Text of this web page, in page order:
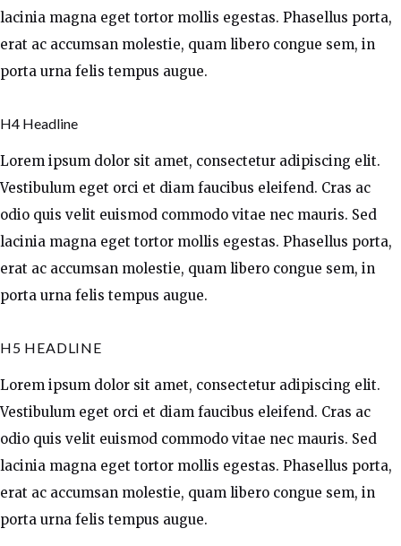
lacinia magna eget tortor mollis egestas. Phasellus porta,
erat ac accumsan molestie, quam libero congue sem, in
porta urna felis tempus augue.
H4 Headline
Lorem ipsum dolor sit amet, consectetur adipiscing elit.
Vestibulum eget orci et diam faucibus eleifend. Cras ac
odio quis velit euismod commodo vitae nec mauris. Sed
lacinia magna eget tortor mollis egestas. Phasellus porta,
erat ac accumsan molestie, quam libero congue sem, in
porta urna felis tempus augue.
H5 HEADLINE
Lorem ipsum dolor sit amet, consectetur adipiscing elit.
Vestibulum eget orci et diam faucibus eleifend. Cras ac
odio quis velit euismod commodo vitae nec mauris. Sed
lacinia magna eget tortor mollis egestas. Phasellus porta,
erat ac accumsan molestie, quam libero congue sem, in
porta urna felis tempus augue.